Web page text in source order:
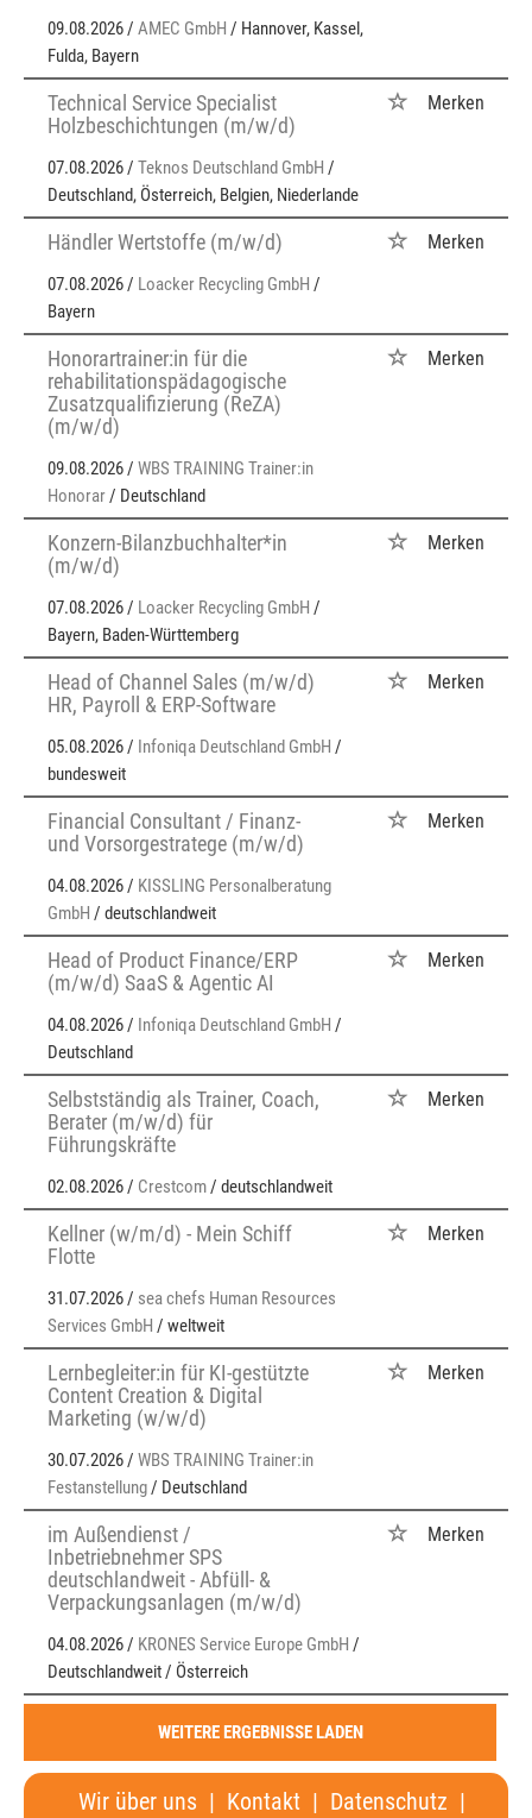
09.08.2026 / AMEC GmbH / Hannover, Kassel,
Fulda, Bayern
Technical Service Specialist
Holzbeschichtungen (m/w/d)
07.08.2026 / Teknos Deutschland GmbH /
Deutschland, Österreich, Belgien, Niederlande
Merken
Händler Wertstoffe (m/w/d)
07.08.2026 / Loacker Recycling GmbH /
Bayern
Merken
Honorartrainer:in für die
rehabilitationspädagogische
Zusatzqualifizierung (ReZA)
(m/w/d)
09.08.2026 / WBS TRAINING Trainer:in
Honorar/ Deutschland
Merken
Konzern-Bilanzbuchhalter*in
(m/w/d)
07.08.2026 / Loacker Recycling GmbH /
Bayern, Baden-Württemberg
Merken
Head of Channel Sales (m/w/d)
HR, Payroll & ERP-Software
05.08.2026 / Infoniqa Deutschland GmbH /
bundesweit
Merken
Financial Consultant / Finanz-
und Vorsorgestratege (m/w/d)
04.08.2026 / KISSLING Personalberatung
GmbH / deutschlandweit
Merken
Head of Product Finance/ERP
(m/w/d) SaaS & Agentic AI
04.08.2026 / Infoniqa Deutschland GmbH /
Deutschland
Merken
Selbstständig als Trainer, Coach,
Berater (m/w/d) für
Führungskräfte
02.08.2026 / Crestcom/ deutschlandweit
Merken
Kellner (w/m/d) - Mein Schiff
Flotte
31.07.2026 / sea chefs Human Resources
Services GmbH / weltweit
Merken
Lernbegleiter:in für KI-gestützte
Content Creation & Digital
Marketing (w/w/d)
30.07.2026 / WBS TRAINING Trainer:in
Festanstellung/ Deutschland
Merken
im Außendienst /
Inbetriebnehmer SPS
deutschlandweit - Abfüll- &
Verpackungsanlagen (m/w/d)
04.08.2026 / KRONES Service Europe GmbH /
Deutschlandweit / Österreich
Merken
WEITERE ERGEBNISSE LADEN
Wir über uns | Kontakt | Datenschutz |